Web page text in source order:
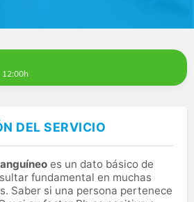
12:00h
DEL SERVICIO
es un dato básico de
fundamental en muchas
Saber si una persona pertenece